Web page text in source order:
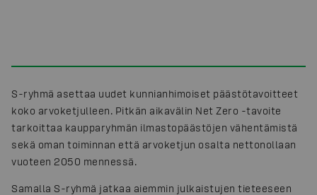
S-ryhmä asettaa uudet kunnianhimoiset päästötavoitteet
koko arvoketjulleen. Pitkän aikavälin Net Zero -tavoite
tarkoittaa kaupparyhmän ilmastopäästöjen vähentämistä
sekä oman toiminnan että arvoketjun osalta nettonollaan
vuoteen 2050 mennessä.
Samalla S-ryhmä jatkaa aiemmin julkaistujen tieteeseen